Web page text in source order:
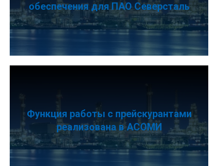
обеспечения для ПАО Северсталь
Функция работы с прейскурантами
реализована в АСОМИ